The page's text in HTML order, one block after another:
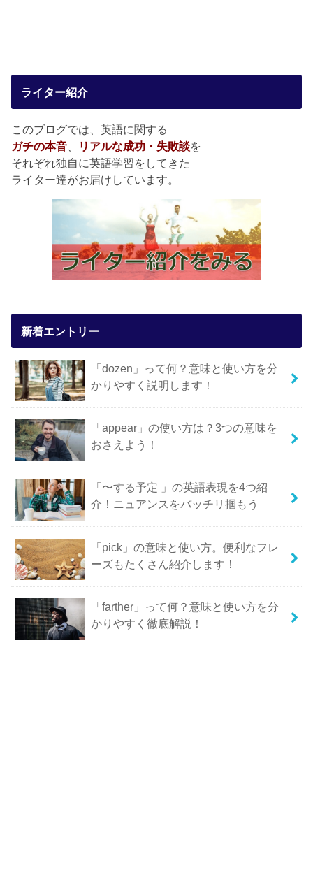
ライター紹介
このブログでは、英語に関する
ガチの本音
リアルな成功・失敗談を
それぞれ独自に英語学習をしてきた
ライター達がお届けしています。
新着エントリー
「dozen」って何？意味と使い方を分
かりやすく説明します！
「appear」の使い方は？3つの意味を
おさえよう！
「〜する予定 」の英語表現を4つ紹
介！ニュアンスをバッチリ掴もう
「pick」の意味と使い方。便利なフレ
ーズもたくさん紹介します！
「farther」って何？意味と使い方を分
かりやすく徹底解説！